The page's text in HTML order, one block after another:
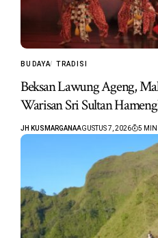
BUDAYA TRADISI
Beksan Lawung Ageng,
Warisan Sri Sultan
JH KUSMARGANAAGUSTUS 7, 2026 5 MIN